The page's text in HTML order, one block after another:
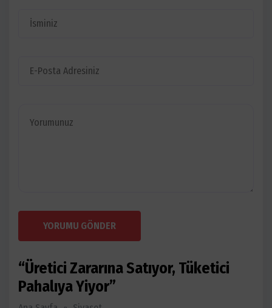
YORUMU GÖNDER
“Üretici Zararına Satıyor, Tüketici
Pahalıya Yiyor”